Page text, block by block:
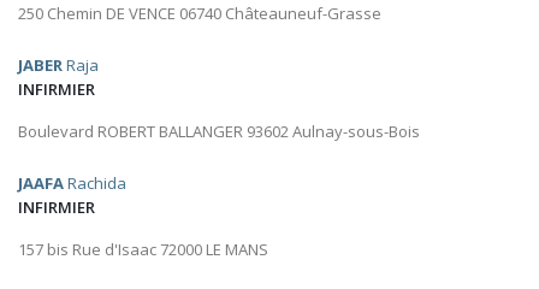
250 Chemin DE VENCE 06740 Châteauneuf-Grasse
JABERRaja
INFIRMIER
Boulevard ROBERT BALLANGER 93602 Aulnay-sous-Bois
JAAFARachida
INFIRMIER
157 bis Rue d'Isaac 72000 LE MANS